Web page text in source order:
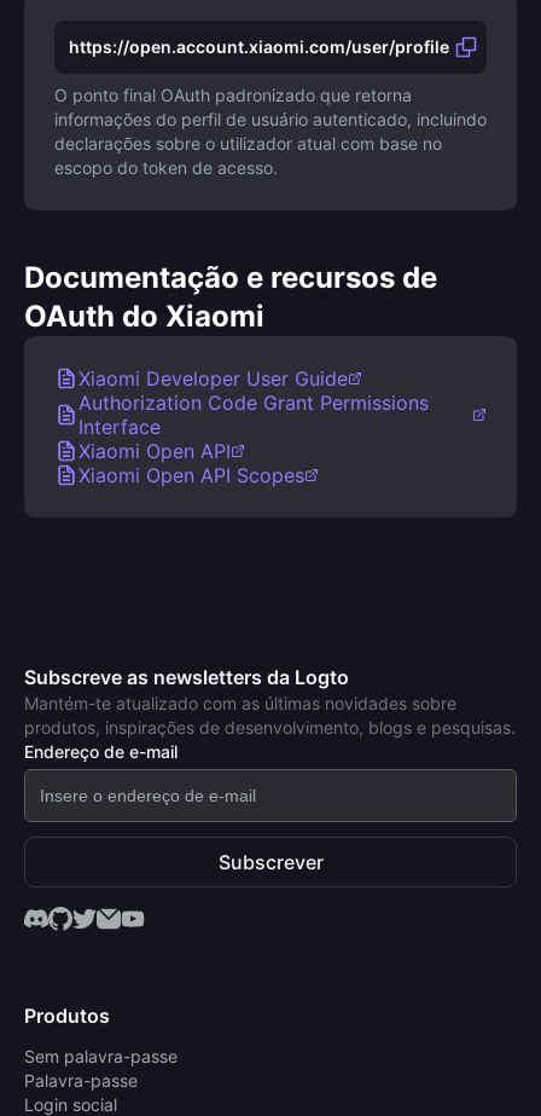
https://open.account.xiaomi.com/user/profile
O ponto final OAuth padronizado que retorna
informações do perfil de usuário autenticado, incluindo
declarações sobre o utilizador atual com base no
escopo do token de acesso.
Documentação e recursos de
OAuth do Xiaomi
Xiaomi Developer User Guide
Authorization Code Grant Permissions
Interface
Xiaomi Open API
Xiaomi Open API Scopes
Subscreve as newsletters da Logto
Mantém-te atualizado com as últimas novidades sobre
produtos, inspirações de desenvolvimento, blogs e pesquisas.
Endereço de e-mail
Subscrever
Produtos
Sem palavra-passe
Palavra-passe
Login social